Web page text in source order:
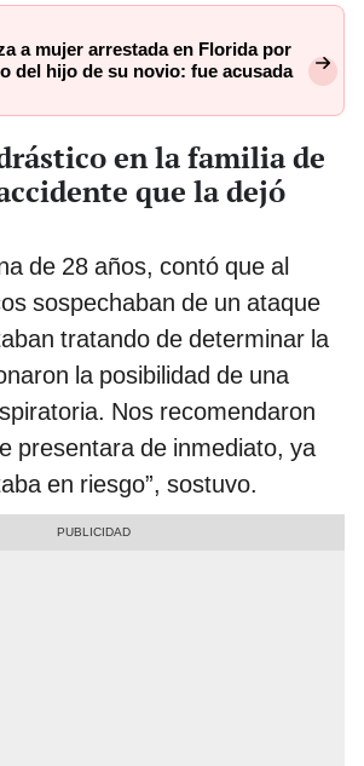
a mujer arrestada en Florida por
del hijo de su novio: fue acusada
en la familia de
que la dejó
de 28 años, contó que al
sospechaban de un ataque
tratando de determinar la
la posibilidad de una
Nos recomendaron
presentara de inmediato, ya
en riesgo”, sostuvo.